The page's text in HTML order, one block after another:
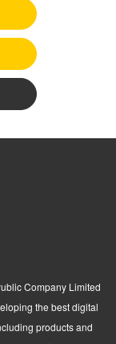
Company Limited
the best digital
products and